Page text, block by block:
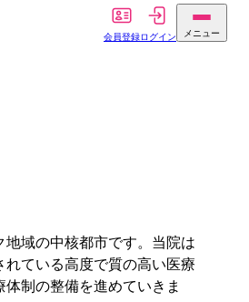
会員登録ログイン メニュー
域の中核都市です。当院は
ている高度で質の高い医療
制の整備を進めていきま